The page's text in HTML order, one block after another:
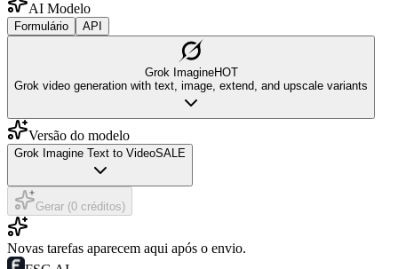
AI Modelo
Formulário API
Grok ImagineHOT
Grok video generation with text, image, extend, and upscale variants
Versão do modelo
Grok Imagine Text to VideoSALE
Gerar (0 créditos)
Novas tarefas aparecem aqui após o envio.